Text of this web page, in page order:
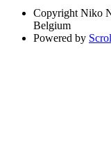
Copyright Niko
Belgium
Powered by